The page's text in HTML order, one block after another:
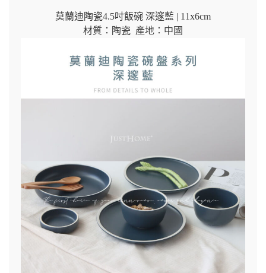
莫蘭迪陶瓷4.5吋飯碗 深邃藍 | 11x6cm
材質：陶瓷 產地：中國